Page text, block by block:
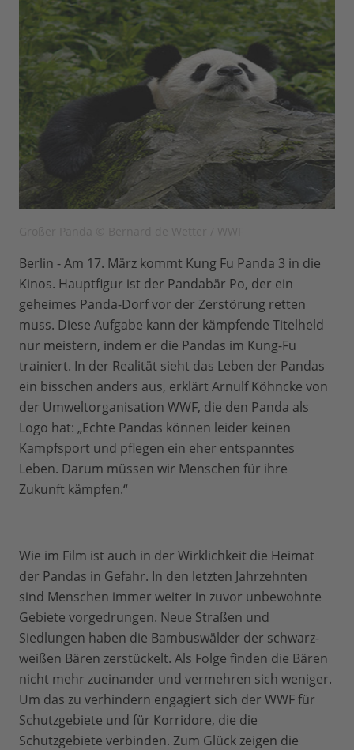
Berlin - Am 17. März kommt Kung Fu Panda 3 in die
Kinos. Hauptfigur ist der Pandabär Po, der ein
geheimes Panda-Dorf vor der Zerstörung retten
muss. Diese Aufgabe kann der kämpfende Titelheld
nur meistern, indem er die Pandas im Kung-Fu
trainiert. In der Realität sieht das Leben der Pandas
ein bisschen anders aus, erklärt Arnulf Köhncke von
der Umweltorganisation WWF, die den Panda als
Logo hat: „Echte Pandas können leider keinen
Kampfsport und pflegen ein eher entspanntes
Leben. Darum müssen wir Menschen für ihre
Zukunft kämpfen.“
Wie im Film ist auch in der Wirklichkeit die Heimat
der Pandas in Gefahr. In den letzten Jahrzehnten
sind Menschen immer weiter in zuvor unbewohnte
Gebiete vorgedrungen. Neue Straßen und
Siedlungen haben die Bambuswälder der schwarz-
weißen Bären zerstückelt. Als Folge finden die Bären
nicht mehr zueinander und vermehren sich weniger.
Um das zu verhindern engagiert sich der WWF für
Schutzgebiete und für Korridore, die die
Schutzgebiete verbinden. Zum Glück zeigen die